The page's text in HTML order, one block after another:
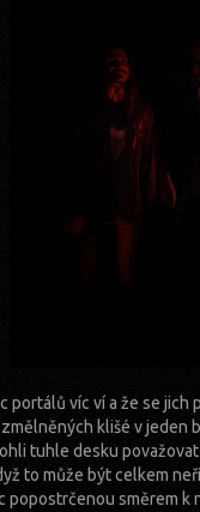
portálů víc ví a že se jich
klišé v jeden
tuhle desku
to může být celkem
popostrčenou směrem k